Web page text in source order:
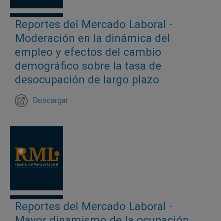
empresa para la identificación de los efectos causales de
la política en las firmas potencialmente beneficiarias. Los
resultados muestran efectos positivos y persistentes en
firmas de hasta cincuenta empleados, elegibles para el
subsidio, frente a aquellas de mayor tamaño. En particular,
el efecto promedio es un incremento del empleo de 0,4
puntos porcentuale
Reportes del Mercado Laboral -
Moderación en la dinámica del
empleo y efectos del cambio
demográfico sobre la tasa de
desocupación de largo plazo
Descargar
Reportes del Mercado Laboral -